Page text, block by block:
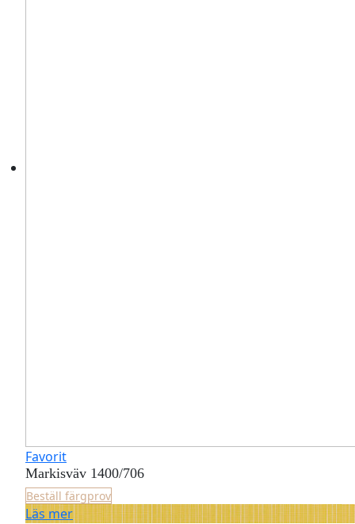
Favorit
Markisväv 1400/706
Beställ färgprov
Läs mer